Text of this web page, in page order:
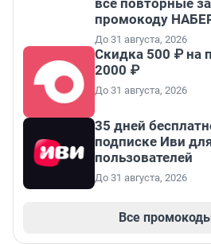
все повторные
промокоду
До 31 августа, 2026
Скидка 500 ₽ на
2000 ₽
До 31 августа, 2026
35 дней
подписке Иви
пользователей
До 31 августа, 2026
Все